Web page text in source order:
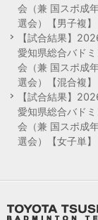
会（兼 国スポ成
選会）【男子複】
【試合結果】
愛知県総合バド
会（兼 国スポ成
選会）【混合複】
【試合結果】
愛知県総合バド
会（兼 国スポ成
選会）【女子単】